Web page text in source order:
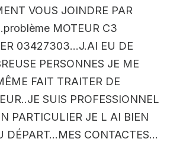
VOUS JOINDRE PAR
MOTEUR C3
03427303…J.AI EU DE
PERSONNES JE ME
FAIT TRAITER DE
SUIS PROFESSIONNEL
PARTICULIER JE L AI BIEN
DÉPART…MES CONTACTES…